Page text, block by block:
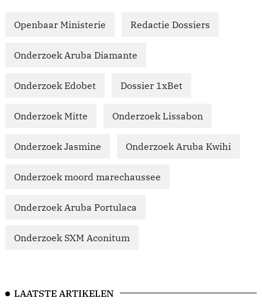
Openbaar Ministerie Redactie Dossiers
Onderzoek Aruba Diamante
Onderzoek Edobet Dossier 1xBet
Onderzoek Mitte Onderzoek Lissabon
Onderzoek Jasmine Onderzoek Aruba Kwihi
Onderzoek moord marechaussee
Onderzoek Aruba Portulaca
Onderzoek SXM Aconitum
LAATSTE ARTIKELEN